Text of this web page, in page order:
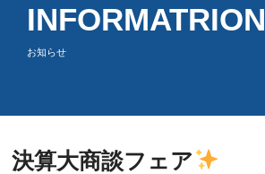
INFORMATRION
お知らせ
決算大商談フェア